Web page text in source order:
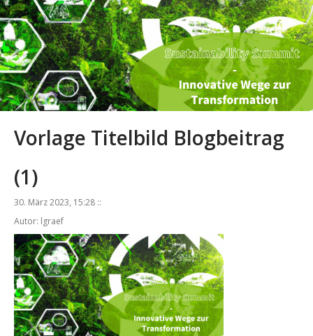
Vorlage Titelbild Blogbeitrag
(1)
30. März 2023, 15:28 ::
Autor: lgraef